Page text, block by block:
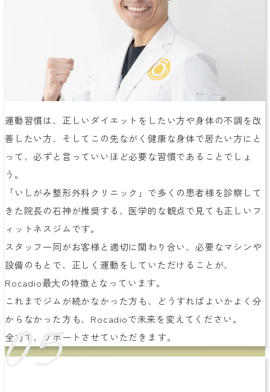
運動習慣は、正しいダイエットをしたい方や身体の不調を改
善したい方、そしてこの先ながく健康な身体で居たい方にと
って、必ずと言っていいほど必要な習慣であることでしょ
う。
「いしがみ整形外科クリニック」で多くの患者様を診察して
きた院長の石神が推奨する、医学的な観点で見ても正しいフ
ィットネスジムです。
スタッフ一同がお客様と適切に関わり合い、必要なマシンや
設備のもとで、正しく運動をしていただけることが、
Rocadio最大の特徴となっています。
これまでジムが続かなかった方も、どうすればよいかよく分
からなかった方も、Rocadioで未来を変えてください。
全力で、サポートさせていただきます。
05